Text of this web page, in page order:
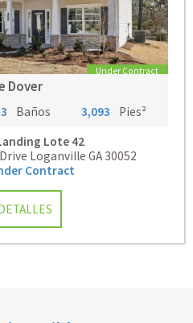
Under Contract
Dover
3 Baños 3,093
Pies²
Lote 42
Loganville GA 30052
Contract